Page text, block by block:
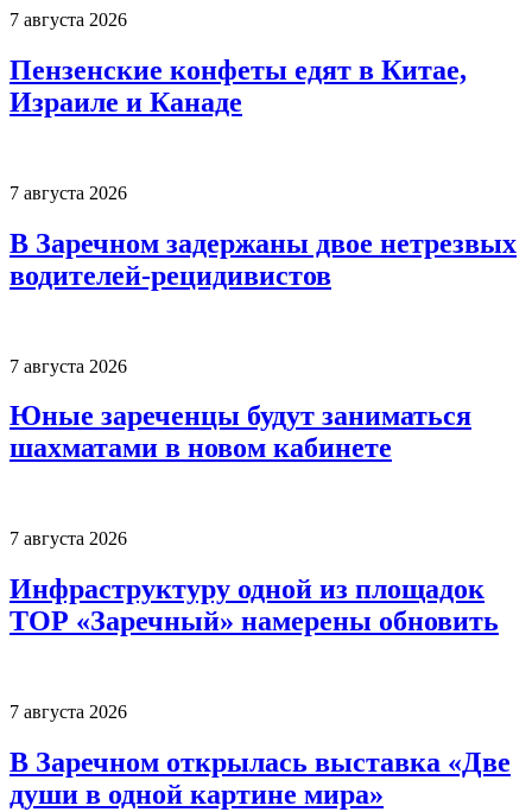
7 августа 2026
Пензенские конфеты едят в Китае,
Израиле и Канаде
7 августа 2026
В Заречном задержаны двое нетрезвых
водителей-рецидивистов
7 августа 2026
Юные зареченцы будут заниматься
шахматами в новом кабинете
7 августа 2026
Инфраструктуру одной из площадок
ТОР «Заречный» намерены обновить
7 августа 2026
В Заречном открылась выставка «Две
души в одной картине мира»